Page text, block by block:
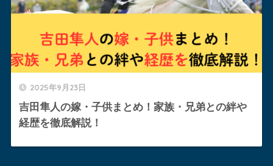
2025年9月23日
吉田隼人の嫁・子供まとめ！家族・兄弟との絆や
経歴を徹底解説！